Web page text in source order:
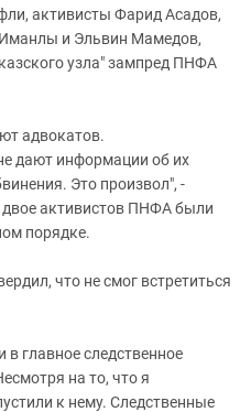
активисты Фарид Асадов,
и Эльвин Мамедов,
узла" зампред ПНФА
адвокатов.
дают информации об их
Это произвол", -
двое активистов ПНФА были
порядке.
что не смог встретиться
главное следственное
на то, что я
к нему. Следственные